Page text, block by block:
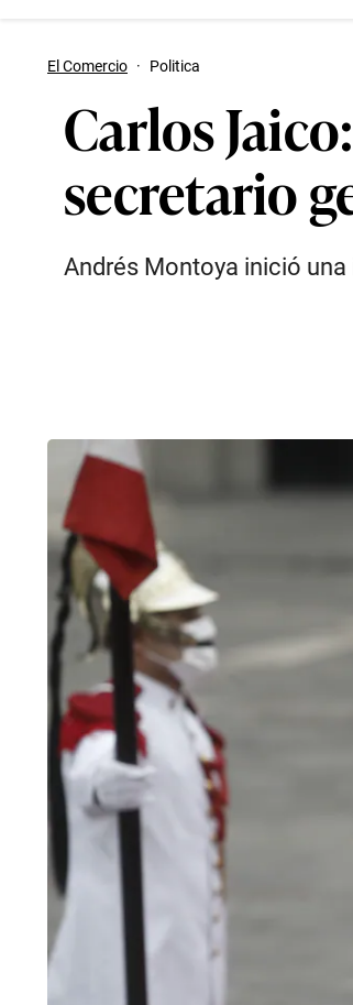
El Comercio · Politica
Carlos
secretario
Andrés Montoya inició